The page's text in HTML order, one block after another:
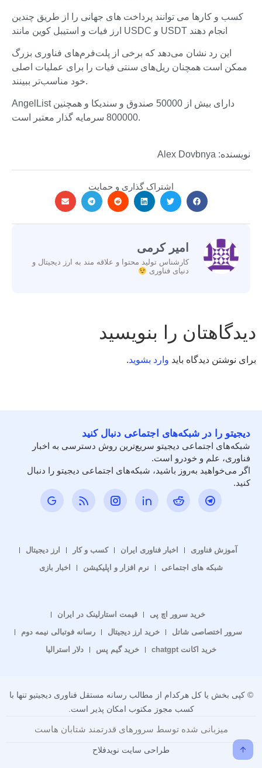
کسب و کارها می توانند پرداخت های جهانی را از طریق چندین
ارز فیات و استیبل کوین مانند USDC و USDT انجام دهند
این رد نشان می‌دهد که برخی از پلت‌فرم‌های فناوری بزرگ
ممکن است همچنان ریل‌های سنتی فیات را برای عملیات اصلی
خود مناسب‌تر ببینند.
AngelList دارای بیش از 50000 صندوق و سندیکا و همچنین
800000 سرمایه گذار معتبر است.
نویسنده: Alex Dovbnya
اشتراک گذاری و حمایت
امیر کرمی
کارشناس تولید محتوا و علاقه مند به ارز دیجیتال و
دنیای فناوری
دیدگاهتان را بنویسید
برای نوشتن دیدگاه باید وارد بشوید.
دیجیتو را در شبکه‌های اجتماعی دنبال کنید
شبکه‌های اجتماعی دیجیتو سریع‌ترین روش دسترسی به اخبار
فناوری، علم و خودرو است.
اگر می‌خواهید به‌روز باشید، شبکه‌های اجتماعی دیجیتو را دنبال
کنید.
آموزش فناوری اخبار فناوری ایران کسب و کار
ارز دیجیتال
شبکه های اجتماعی
نرم افزار و اپلیکیشن اخبار بازی
خرید سرور اچ پی
قیمت استارلینک در ایران
سرور اختصاصی شاتل
خرید ارز دیجیتال
رسانه فوتبالی نیمه دوم
خرید اکانت chatgpt
خرید گیم پس دلار استرالیا
© کپی بخش یا کل هرکدام از مطالب رسانه مستقل فناوری دیجیتیو تنها با
کسب مجوز مکتوب امکان پذیر است.
میزبانی شده توسط سرورهای قدرتمند شتابان هاست
طراحی سایت نویدفلاح